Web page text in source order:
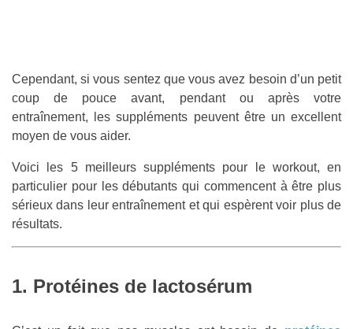
Cependant, si vous sentez que vous avez besoin d’un petit
coup de pouce avant, pendant ou après votre
entraînement, les suppléments peuvent être un excellent
moyen de vous aider.
Voici les 5 meilleurs suppléments pour le workout, en
particulier pour les débutants qui commencent à être plus
sérieux dans leur entraînement et qui espèrent voir plus de
résultats.
1. Protéines de lactosérum